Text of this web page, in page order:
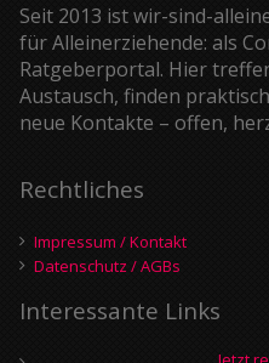
Seit 2013 ist wir-sind-
für Alleinerziehende: als
Ratgeberportal. Hier
Austausch, finden
neue Kontakte – offen,
Rechtliches
Impressum / Kontakt
Datenschutz / AGBs
Interessante Links